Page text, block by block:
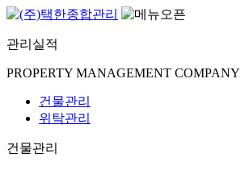
관리실적
PROPERTY MANAGEMENT COMPANY
건물관리
위탁관리
건물관리